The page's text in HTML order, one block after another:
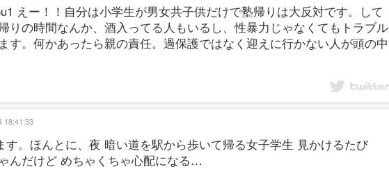
えー！！自分は小学生が男女共子供だけで塾帰りは大反対です。して
りの時間なんか、酒入ってる人もいるし、性暴力じゃなくてもトラブル
す。何かあったら親の責任。過保護ではなく迎えに行かない人が頭の中
す。ほんとに、夜 暗い道を駅から歩いて帰る女子学生 見かけるたび
んだけど めちゃくちゃ心配になる…
18:41:33